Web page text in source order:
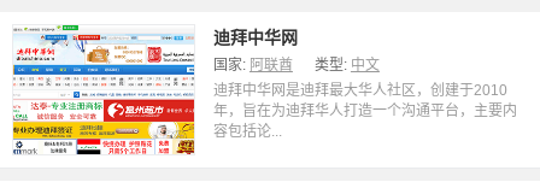
迪拜中华网
国家: 阿联酋 类型: 中文
迪拜中华网是迪拜最大华人社区，创建于2010
年，旨在为迪拜华人打造一个沟通平台，主要内
容包括论...